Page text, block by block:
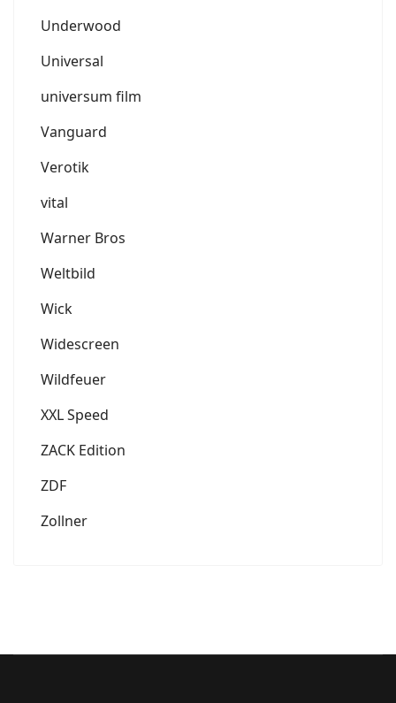
Underwood
Universal
universum film
Vanguard
Verotik
vital
Warner Bros
Weltbild
Wick
Widescreen
Wildfeuer
XXL Speed
ZACK Edition
ZDF
Zollner